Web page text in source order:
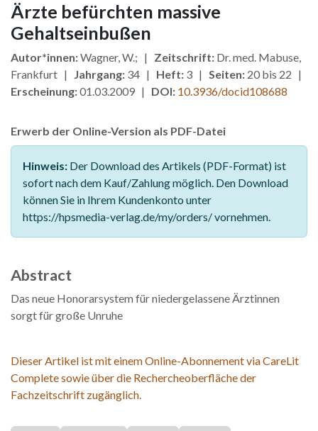
Ärzte befürchten massive
Gehaltseinbußen
Autor*innen:Wagner, W.; | Zeitschrift: Dr. med. Mabuse,
Frankfurt | Jahrgang: 34 | Heft: 3 | Seiten: 20 bis 22 |
Erscheinung:01.03.2009 | DOI: 10.3936/docid108688
Erwerb der Online-Version als PDF-Datei
Hinweis: Der Download des Artikels (PDF-Format) ist
sofort nach dem Kauf/Zahlung möglich. Den Download
können Sie in Ihrem Kundenkonto unter
https://hpsmedia-verlag.de/my/orders/ vornehmen.
Abstract
Das neue Honorarsystem für niedergelassene Ärztinnen
sorgt für große Unruhe
Dieser Artikel ist mit einem Online-Abonnement via CareLit
Complete sowie über die Rechercheoberfläche der
Fachzeitschrift zugänglich.